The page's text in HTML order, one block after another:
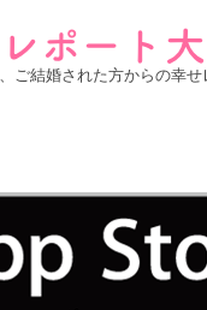
ご結婚された方からの幸せ